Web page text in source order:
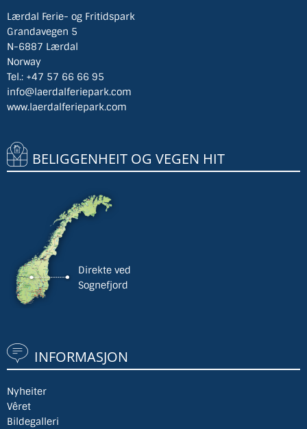
Lærdal Ferie- og Fritidspark
Grandavegen 5
N-6887 Lærdal
Norway
Tel.: +47 57 66 66 95
info@laerdalferiepark.com
www.laerdalferiepark.com
BELIGGENHEIT OG VEGEN HIT
Direkte ved
Sognefjord
INFORMASJON
Nyheiter
Vêret
Bildegalleri